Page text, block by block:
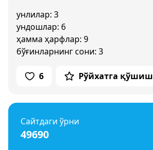
унлилар: 3
ундошлар: 6
ҳамма ҳарфлар: 9
бўғинларнинг сони: 3
6 Рўйхатга қўшиш
Сайтдаги ўрни
49690